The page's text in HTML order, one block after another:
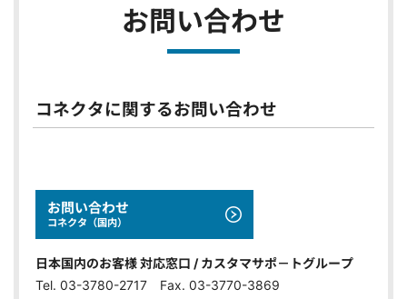
お問い合わせ
コネクタに関するお問い合わせ
お問い合わせ
コネクタ（国内）
日本国内のお客様 対応窓口 / カスタマサポ－トグループ
Tel. 03-3780-2717 Fax. 03-3770-3869